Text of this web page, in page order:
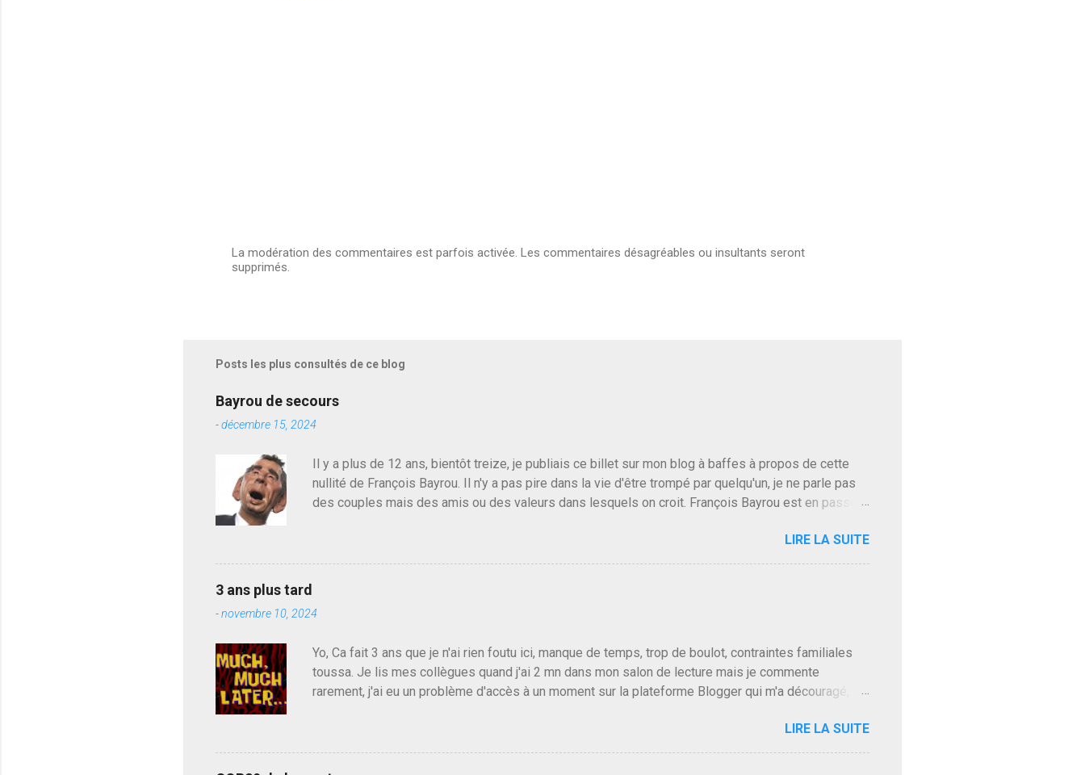
E
t
e
r
u
m
m
e
n
r
La modération des commentaires est parfois activée. Les commentaires désagréables ou insultants seront
supprimés.
Posts les plus consultés de ce blog
Bayrou de secours
-décembre 15, 2024
Il y a plus de 12 ans, bientôt treize, je publiais ce billet sur mon blog à baffes à propos de cette
nullité de François Bayrou. Il n'y a pas pire dans la vie d'être trompé par quelqu'un, je ne parle pas
des couples mais des amis ou des valeurs dans lesquels on croit. François Bayrou est en passe
déjà le candidat de la droite molle plus proche de Sarkozy que de Hollande, sinon il serait candidat
du centre de la gauche molle mais quand on écoutait ses discours critiques presque sincères
de l'Assemblée ou du Sénat. Ou assister au débarquement des américains en Normandie. Bayrou
LIRE LA SUITE
3 ans plus tard
-novembre 10, 2024
Yo, Ca fait 3 ans que je n'ai rien foutu ici, manque de temps, trop de boulot, contraintes familiales
toussa. Je lis mes collègues quand j'ai 2 mn dans mon salon de lecture mais je commente
rarement, j'ai eu un problème d'accès à un moment sur la plateforme Blogger qui m'a découragé,
pouvoir, Vlad Poutine qui a déclaré la guerre à l'Europe via l'Ukraine reçoit des troupes de Kim Mes
Couilles Un, Les islamistes de la religion de paix et d'amour déclenchent l'intifada mondiale après
LIRE LA SUITE